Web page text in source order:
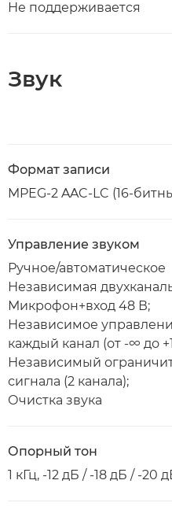
Не поддерживается
Звук
Формат записи
MPEG-2 AAC-LC (16-
Управление звуком
Ручное/автоматическое
Независимая
Микрофон+вход 48 В;
Независимое
каждый канал (от -∞ до
Независимый
сигнала (2 канала);
Очистка звука
Опорный тон
1 кГц, -12 дБ / -18 дБ / -20